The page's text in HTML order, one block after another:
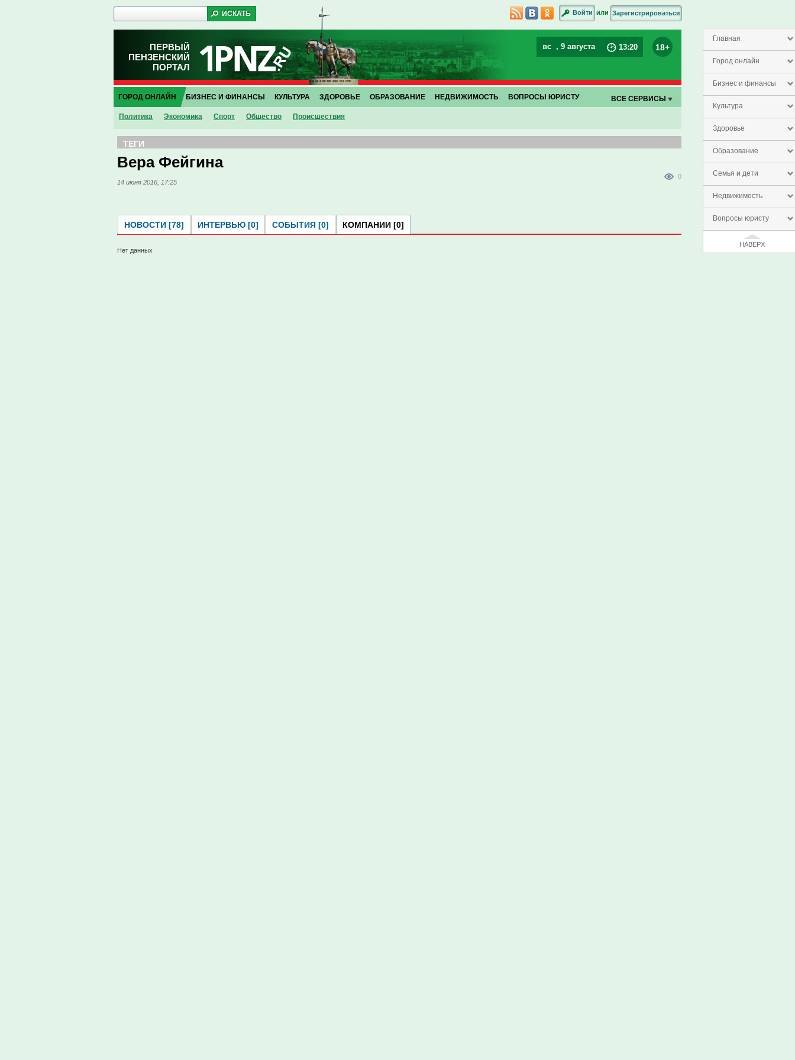
Главная
Город онлайн
Бизнес и финансы
Культура
Здоровье
Образование
Семья и дети
Недвижимость
Вопросы юристу
НАВЕРХ
Войти или Зарегистрироваться
ПЕРВЫЙ
ПЕНЗЕНСКИЙ
ПОРТАЛ
вс , 9 августа 13:20 18+
ГОРОД ОНЛАЙН
Политика Экономика Спорт Общество Проиcшествия
БИЗНЕС И ФИНАНСЫ КУЛЬТУРА ЗДОРОВЬЕ ОБРАЗОВАНИЕ НЕДВИЖИМОСТЬ ВОПРОСЫ ЮРИСТУ ВСЕ СЕРВИСЫ
ТЕГИ
Вера Фейгина
14 июня 2016, 17:25
0
НОВОСТИ [78] ИНТЕРВЬЮ [0] СОБЫТИЯ [0] КОМПАНИИ [0]
Нет данных